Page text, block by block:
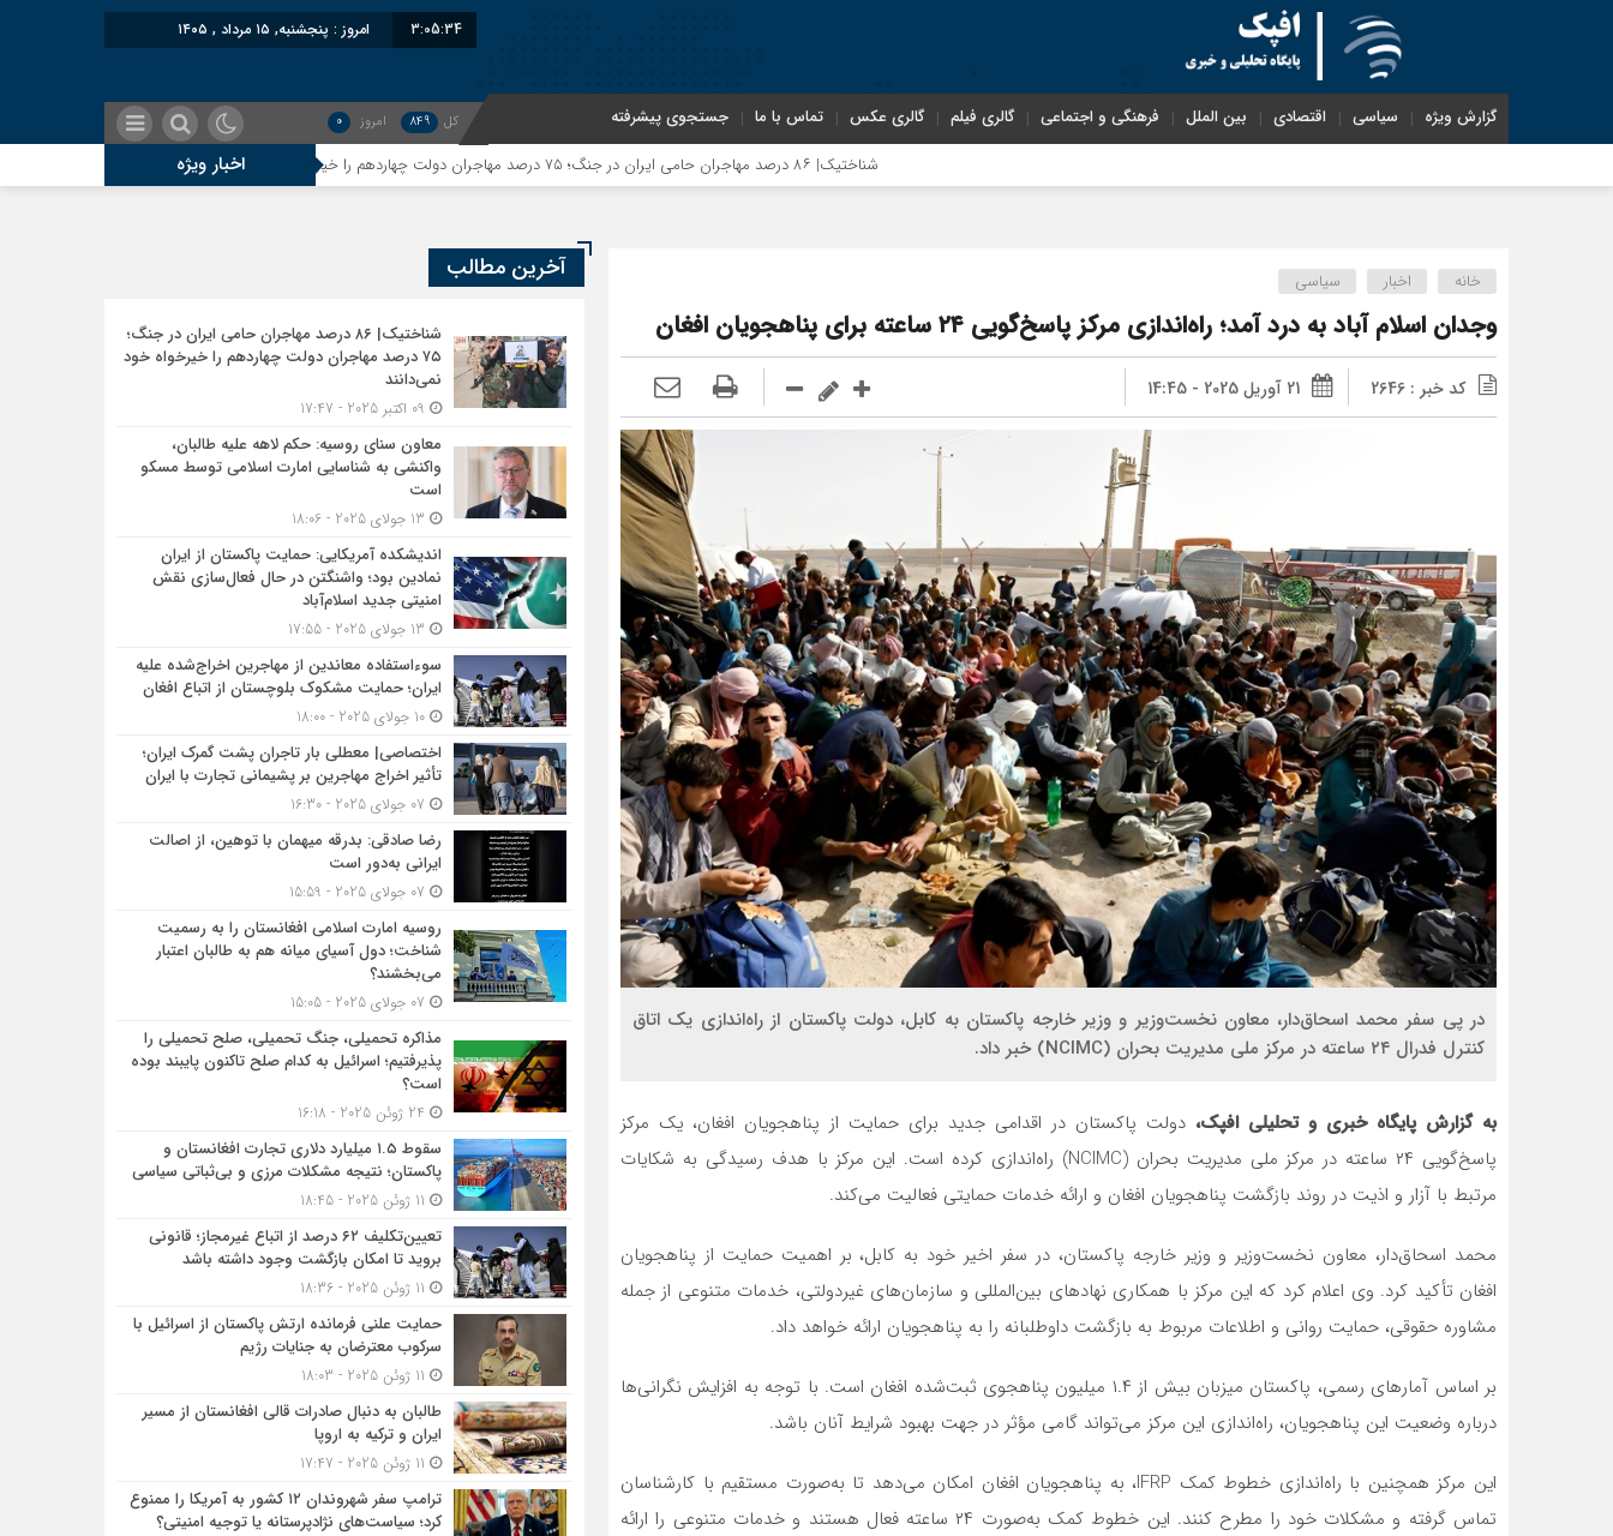
3:05:35 امروز : پنجشنبه, ۱۵ مرداد , ۱۴۰۵
گزارش ویژه سیاسی اقتصادی بین الملل فرهنگی و اجتماعی گالری فیلم گالری عکس تماس با ما جستجوی پیشرفته کل 849 امروز 0
اخبار ویژه
معاون سنای روسیه: حکم لاهه
خانه اخبار سیاسی
وجدان اسلام آباد به درد آمد؛ راه‌اندازی مرکز پاسخ‌گویی ۲۴ ساعته برای پناهجویان افغان
کد خبر : 2646 21 آوریل 2025 - 14:45
در پی سفر محمد اسحاق‌دار، معاون نخست‌وزیر و وزیر خارجه پاکستان به کابل، دولت پاکستان از راه‌اندازی یک اتاق
کنترل فدرال ۲۴ ساعته در مرکز ملی مدیریت بحران (NCIMC) خبر داد.
به گزارش پایگاه خبری و تحلیلی افپک، دولت پاکستان در اقدامی جدید برای حمایت از پناهجویان افغان، یک مرکز
پاسخ‌گویی ۲۴ ساعته در مرکز ملی مدیریت بحران (NCIMC) راه‌اندازی کرده است. این مرکز با هدف رسیدگی به شکایات
مرتبط با آزار و اذیت در روند بازگشت پناهجویان افغان و ارائه خدمات حمایتی فعالیت می‌کند.
محمد اسحاق‌دار، معاون نخست‌وزیر و وزیر خارجه پاکستان، در سفر اخیر خود به کابل، بر اهمیت حمایت از پناهجویان
افغان تأکید کرد. وی اعلام کرد که این مرکز با همکاری نهادهای بین‌المللی و سازمان‌های غیردولتی، خدمات متنوعی از جمله
مشاوره حقوقی، حمایت روانی و اطلاعات مربوط به بازگشت داوطلبانه را به پناهجویان ارائه خواهد داد.
بر اساس آمارهای رسمی، پاکستان میزبان بیش از ۱.۴ میلیون پناهجوی ثبت‌شده افغان است. با توجه به افزایش نگرانی‌ها
درباره وضعیت این پناهجویان، راه‌اندازی این مرکز می‌تواند گامی مؤثر در جهت بهبود شرایط آنان باشد.
این مرکز همچنین با راه‌اندازی خطوط کمک IFRP، به پناهجویان افغان امکان می‌دهد تا به‌صورت مستقیم با کارشناسان
تماس گرفته و مشکلات خود را مطرح کنند. این خطوط کمک به‌صورت ۲۴ ساعته فعال هستند و خدمات متنوعی را ارائه
آخرین مطالب
شناختیک| ۸۶ درصد مهاجران حامی ایران در جنگ؛
۷۵ درصد مهاجران دولت چهاردهم را خیرخواه خود
نمی‌دانند
معاون سنای روسیه: حکم لاهه علیه طالبان،
واکنشی به شناسایی امارت اسلامی توسط مسکو
است
اندیشکده آمریکایی: حمایت پاکستان از ایران
نمادین بود؛ واشنگتن در حال فعال‌سازی نقش
امنیتی جدید اسلام‌آباد
سوءاستفاده معاندین از مهاجرین اخراج‌شده علیه
ایران؛ حمایت مشکوک بلوچستان از اتباع افغان
10 جولای 2025 - 18:00
اختصاصی| معطلی بار تاجران پشت گمرک ایران؛
تأثیر اخراج مهاجرین بر پشیمانی تجارت با ایران
رضا صادقی: بدرقه میهمان با توهین، از اصالت
ایرانی به‌دور است
روسیه امارت اسلامی افغانستان را به رسمیت
شناخت؛ دول آسیای میانه هم به طالبان اعتبار
می‎‌بخشند؟
مذاکره تحمیلی، جنگ تحمیلی، صلح تحمیلی را
پذیرفتیم؛ اسرائیل به کدام صلح تاکنون پایبند بوده
است؟
سقوط ۱.۵ میلیارد دلاری تجارت افغانستان و
پاکستان؛ نتیجه مشکلات مرزی و بی‌ثباتی سیاسی
تعیین‌تکلیف ۶۲ درصد از اتباع غیرمجاز؛ قانونی
بروید تا امکان بازگشت وجود داشته باشد
حمایت علنی فرمانده ارتش پاکستان از اسرائیل با
سرکوب معترضان به جنایات رژیم
طالبان به دنبال صادرات قالی افغانستان از مسیر
ایران و ترکیه به اروپا
ترامپ سفر شهروندان ۱۲ کشور به آمریکا را ممنوع
کرد؛ سیاست‌های نژادپرستانه یا توجیه امنیتی؟